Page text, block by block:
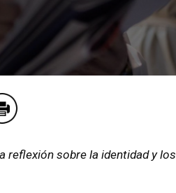
reflexión sobre la identidad y